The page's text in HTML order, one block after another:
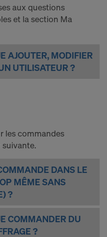
aux questions
et la section Ma
AJOUTER, MODIFIER
UTILISATEUR ?
les commandes
DANS LE
MÊME SANS
?
COMMANDER DU
?
en accédant aux
sur le site Internet.
DE
UNIS?